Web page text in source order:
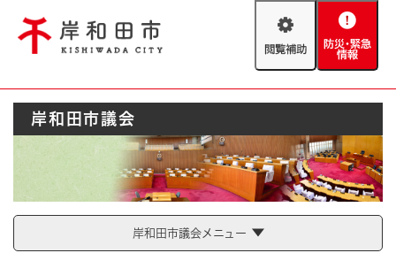
閲
助
防
緊
情
報
Foreign language
やさしい日本語
防災・緊急情報
ハザードマップ AED設置箇所
とじる
岸和田市議会
岸和田市議会メニュー